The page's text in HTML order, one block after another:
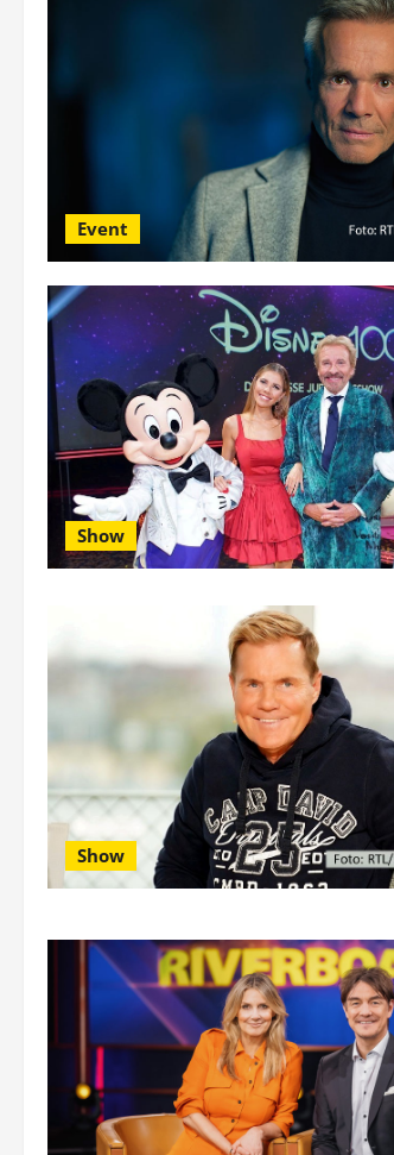
Event
Show
Show